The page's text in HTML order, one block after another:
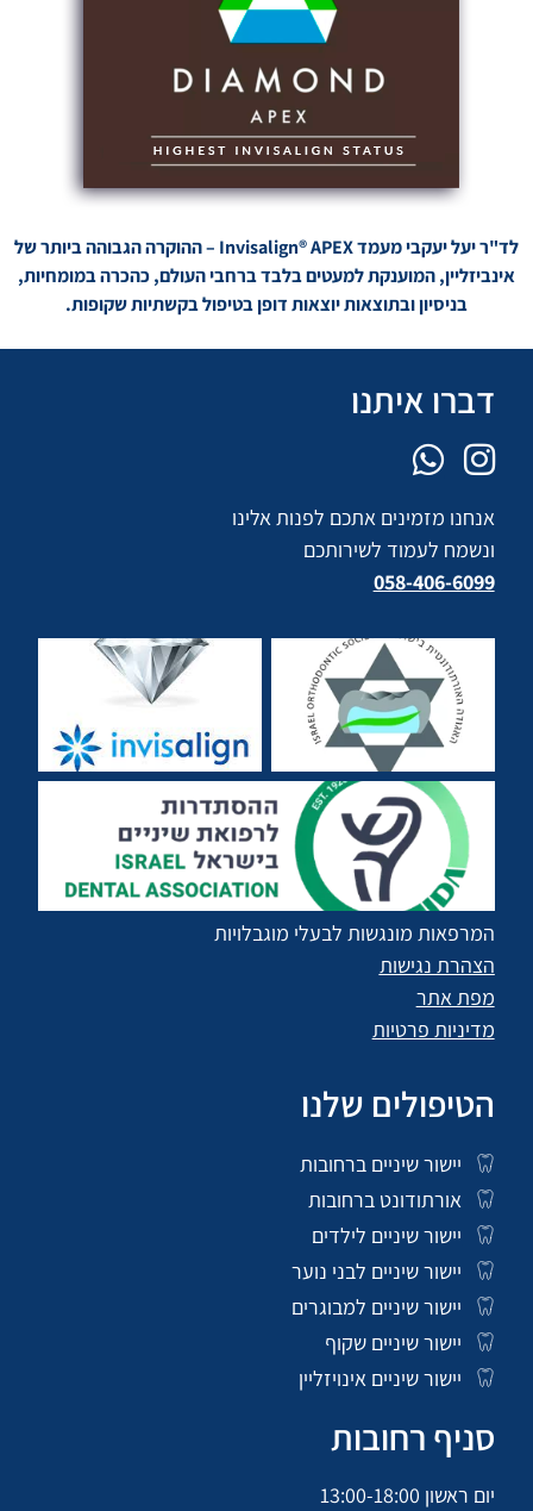
לד"ר יעל יעקבי מעמד Invisalign® APEX – ההוקרה הגבוהה ביותר של
אינביזליין, המוענקת למעטים בלבד ברחבי העולם, כהכרה במומחיות,
בניסיון ובתוצאות יוצאות דופן בטיפול בקשתיות שקופות.
דברו איתנו
אנחנו מזמינים אתכם לפנות אלינו
ונשמח לעמוד לשירותכם
058-406-6099
המרפאות מונגשות לבעלי מוגבלויות
הצהרת נגישות
מפת אתר
מדיניות פרטיות
הטיפולים שלנו
יישור שיניים ברחובות
אורתודונט ברחובות
יישור שיניים לילדים
יישור שיניים לבני נוער
יישור שיניים למבוגרים
יישור שיניים שקוף
יישור שיניים אינויזליין
סניף רחובות
יום ראשון 13:00-18:00